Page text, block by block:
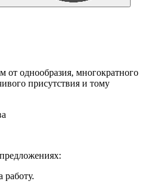
однообразия, многократного
присутствия и тому
работу.